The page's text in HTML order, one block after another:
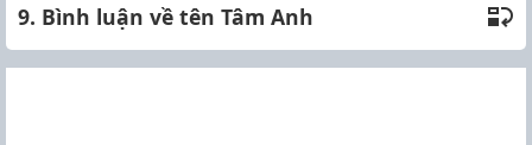
9. Bình luận về tên Tâm Anh